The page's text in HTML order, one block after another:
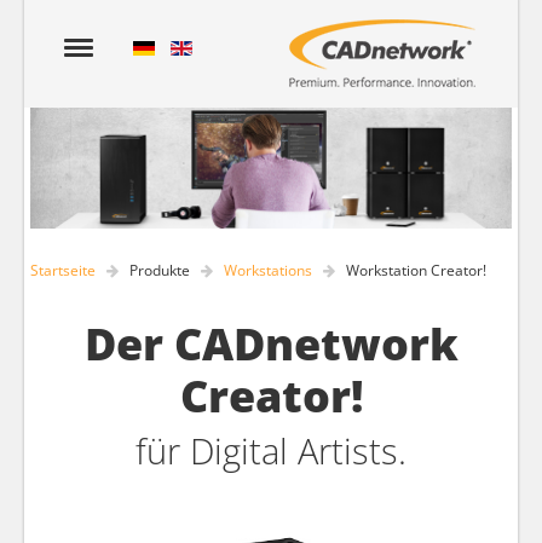
Startseite Produkte Workstations Workstation Creator!
Der CADnetwork
Creator!
für Digital Artists.